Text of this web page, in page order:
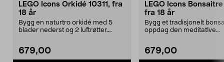
LEGO Icons Orkidé 10311, fra
18 år
Bygg en naturtro orkidé med 5
blader nederst og 2 luftrøtter.
679,00
LEGO Icons
fra 18 år
Bygg et tradisjonelt
oppdag den meditative
679,00